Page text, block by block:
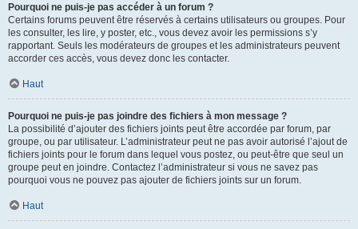
Pourquoi ne puis-je pas accéder à un forum ?
Certains forums peuvent être réservés à certains utilisateurs ou groupes. Pour
les consulter, les lire, y poster, etc., vous devez avoir les permissions s’y
rapportant. Seuls les modérateurs de groupes et les administrateurs peuvent
accorder ces accès, vous devez donc les contacter.
Haut
Pourquoi ne puis-je pas joindre des fichiers à mon message ?
La possibilité d’ajouter des fichiers joints peut être accordée par forum, par
groupe, ou par utilisateur. L’administrateur peut ne pas avoir autorisé l’ajout de
fichiers joints pour le forum dans lequel vous postez, ou peut-être que seul un
groupe peut en joindre. Contactez l’administrateur si vous ne savez pas
pourquoi vous ne pouvez pas ajouter de fichiers joints sur un forum.
Haut